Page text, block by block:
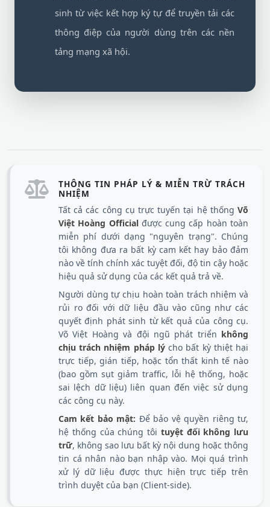
sinh từ việc kết hợp ký tự để truyền tải các
thông điệp của người dùng trên các nền
tảng mạng xã hội.
THÔNG TIN PHÁP LÝ & MIỄN TRỪ TRÁCH
NHIỆM
Tất cả các công cụ trực tuyến tại hệ thống Võ
Việt Hoàng Officialđược cung cấp hoàn toàn
miễn phí dưới dạng "nguyên trạng". Chúng
tôi không đưa ra bất kỳ cam kết hay bảo đảm
nào về tính chính xác tuyệt đối, độ tin cậy hoặc
hiệu quả sử dụng của các kết quả trả về.
Người dùng tự chịu hoàn toàn trách nhiệm và
rủi ro đối với dữ liệu đầu vào cũng như các
quyết định phát sinh từ kết quả của công cụ.
Võ Việt Hoàng và đội ngũ phát triển không
chịu trách nhiệm pháp lýcho bất kỳ thiệt hại
trực tiếp, gián tiếp, hoặc tổn thất kinh tế nào
(bao gồm sụt giảm traffic, lỗi hệ thống, hoặc
sai lệch dữ liệu) liên quan đến việc sử dụng
các công cụ này.
Cam kết bảo mật: Để bảo vệ quyền riêng tư,
hệ thống của chúng tôi tuyệt đối không lưu
trữ, không sao lưu bất kỳ nội dung hoặc thông
tin cá nhân nào bạn nhập vào. Mọi quá trình
xử lý dữ liệu được thực hiện trực tiếp trên
trình duyệt của bạn (Client-side).